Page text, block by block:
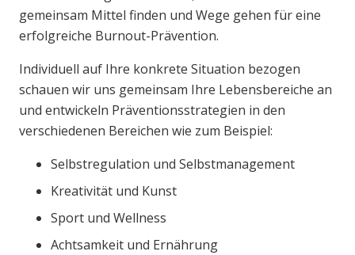
gemeinsam Mittel finden und Wege gehen für eine
erfolgreiche Burnout-Prävention.
Individuell auf Ihre konkrete Situation bezogen
schauen wir uns gemeinsam Ihre Lebensbereiche an
und entwickeln Präventionsstrategien in den
verschiedenen Bereichen wie zum Beispiel:
Selbstregulation und Selbstmanagement
Kreativität und Kunst
Sport und Wellness
Achtsamkeit und Ernährung